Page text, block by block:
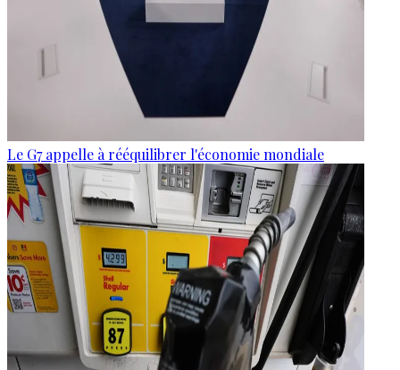
Le G7 appelle à rééquilibrer l'économie mondiale